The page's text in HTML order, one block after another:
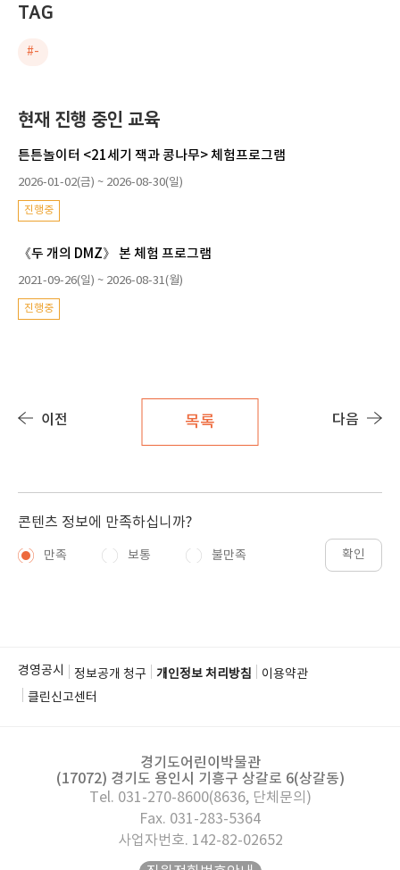
TAG
#-
현재 진행 중인 교육
튼튼놀이터 <21세기 잭과 콩나무> 체험프로그램
2026-01-02(금) ~ 2026-08-30(일)
진행중
《두 개의 DMZ》 본 체험 프로그램
2021-09-26(일) ~ 2026-08-31(월)
진행중
이전 목록 다음
콘텐츠 정보에 만족하십니까?
만족 보통 불만족 확인
경영공시 정보공개 청구 개인정보 처리방침
이용약관
클린신고센터
경기도어린이박물관
(17072) 경기도 용인시 기흥구 상갈로 6(상갈동)
Tel. 031-270-8600(8636, 단체문의)
Fax. 031-283-5364
사업자번호. 142-82-02652